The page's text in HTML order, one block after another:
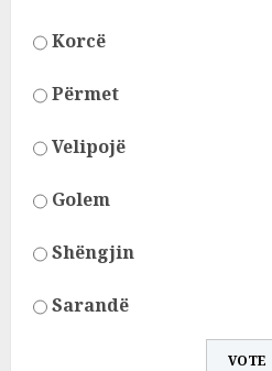
Korcë
Përmet
Velipojë
Golem
Shëngjin
Sarandë